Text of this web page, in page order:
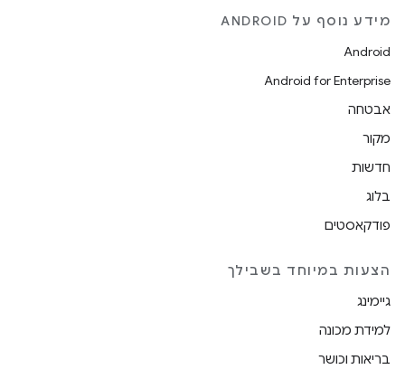
מידע נוסף על ANDROID
Android
Android for Enterprise
אבטחה
מקור
חדשות
בלוג
פודקאסטים
הצעות במיוחד בשבילך
גיימינג
למידת מכונה
בריאות וכושר